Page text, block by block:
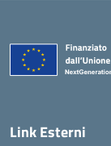
Link Esterni